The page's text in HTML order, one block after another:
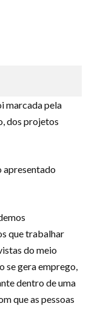
marcada pela
dos projetos
apresentado
que trabalhar
do meio
se gera emprego,
dentro de uma
que as pessoas